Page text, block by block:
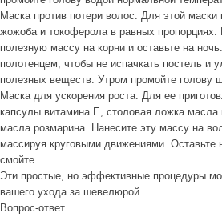
Маска против потери волос. Для этой
жожоба и токоферола в равных
полезную массу на корни и оставьте на
полотенцем, чтобы не испачкать постель и
полезных веществ. Утром промойте голову
Маска для ускорения роста. Для ее
капсулы витамина Е, столовая ложка масла
масла розмарина. Нанесите эту массу на
массируя круговыми движениями. Оставьте
смойте.
Эти простые, но эффективные процедуры
вашего ухода за шевелюрой.
Вопрос-ответ